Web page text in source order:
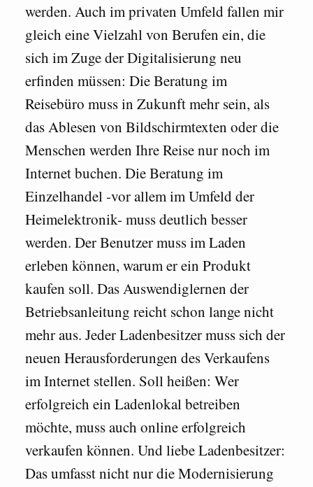
werden. Auch im privaten Umfeld fallen mir
gleich eine Vielzahl von Berufen ein, die
sich im Zuge der Digitalisierung neu
erfinden müssen: Die Beratung im
Reisebüro muss in Zukunft mehr sein, als
das Ablesen von Bildschirmtexten oder die
Menschen werden Ihre Reise nur noch im
Internet buchen. Die Beratung im
Einzelhandel -vor allem im Umfeld der
Heimelektronik- muss deutlich besser
werden. Der Benutzer muss im Laden
erleben können, warum er ein Produkt
kaufen soll. Das Auswendiglernen der
Betriebsanleitung reicht schon lange nicht
mehr aus. Jeder Ladenbesitzer muss sich der
neuen Herausforderungen des Verkaufens
im Internet stellen. Soll heißen: Wer
erfolgreich ein Ladenlokal betreiben
möchte, muss auch online erfolgreich
verkaufen können. Und liebe Ladenbesitzer:
Das umfasst nicht nur die Modernisierung